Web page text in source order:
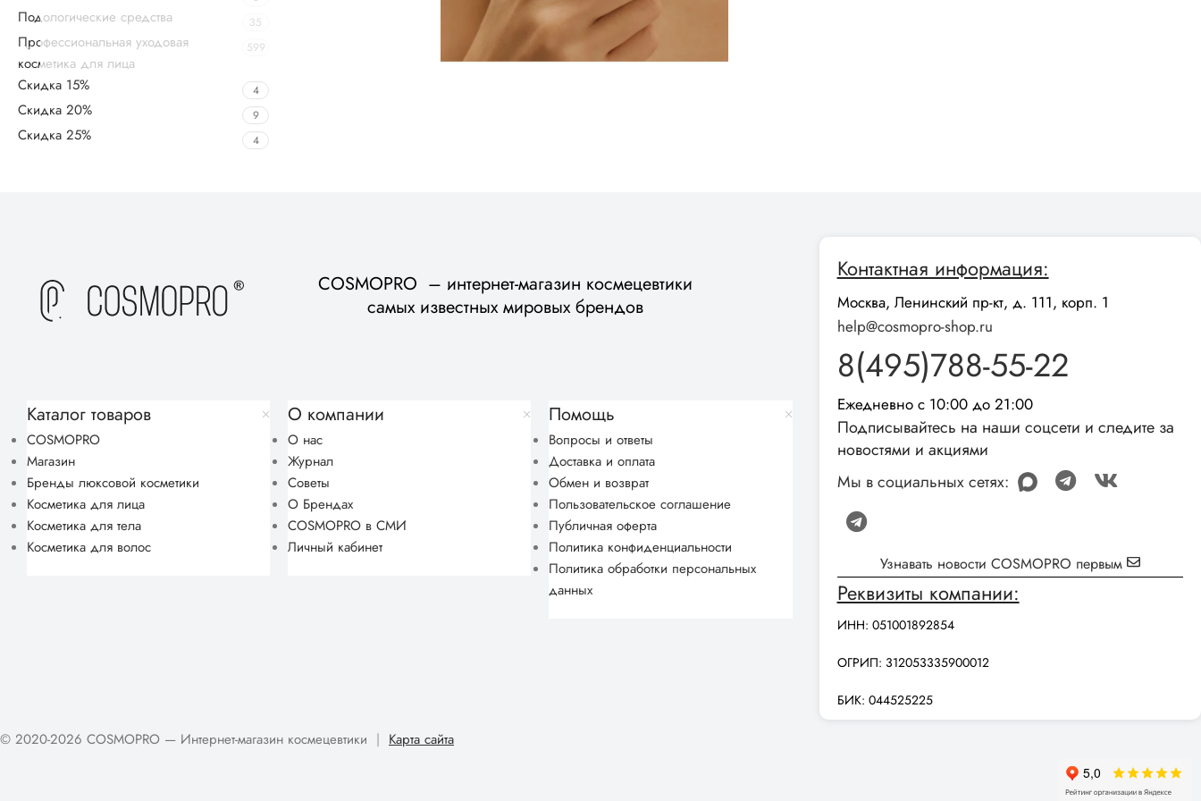
Подологические средства 35
Профессиональная уходовая
косметика для лица
599
Скидка 15% 4
Скидка 20% 9
Скидка 25% 4
COSMOPRO – интернет-магазин космецевтики
самых известных мировых брендов
Каталог товаров
COSMOPRO
Магазин
Бренды люксовой косметики
Косметика для лица
Косметика для тела
Косметика для волос
О компании
О нас
Журнал
Советы
О Брендах
COSMOPRO в СМИ
Личный кабинет
Помощь
Вопросы и ответы
Доставка и оплата
Обмен и возврат
Пользовательское соглашение
Публичная оферта
Политика конфиденциальности
Политика обработки персональных
данных
Контактная информация:
Москва, Ленинский пр-кт, д. 111, корп. 1
help@cosmopro-shop.ru
8(495)788-55-22
Ежедневно с 10:00 до 21:00
Подписывайтесь на наши соцсети и следите за
новостями и акциями
Мы в социальных сетях:
Узнавать новости COSMOPRO первым
Реквизиты компании:
ИНН: 051001892854
ОГРИП: 312053335900012
БИК: 044525225
© 2020-2026 COSMOPRO — Интернет-магазин космецевтики | Карта сайта